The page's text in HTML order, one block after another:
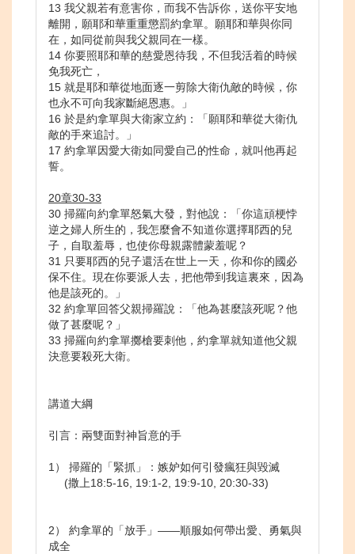
13 我父親若有意害你，而我不告訴你，送你平安地
離開，願耶和華重重懲罰約拿單。願耶和華與你同
在，如同從前與我父親同在一樣。
14 你要照耶和華的慈愛恩待我，不但我活着的時候
免我死亡，
15 就是耶和華從地面逐一剪除大衛仇敵的時候，你
也永不可向我家斷絕恩惠。」
16 於是約拿單與大衛家立約：「願耶和華從大衛仇
敵的手來追討。」
17 約拿單因愛大衛如同愛自己的性命，就叫他再起
誓。
20章30-33
30 掃羅向約拿單怒氣大發，對他說：「你這頑梗悖
逆之婦人所生的，我怎麼會不知道你選擇耶西的兒
子，自取羞辱，也使你母親露體蒙羞呢？
31 只要耶西的兒子還活在世上一天，你和你的國必
保不住。現在你要派人去，把他帶到我這裏來，因為
他是該死的。」
32 約拿單回答父親掃羅說：「他為甚麼該死呢？他
做了甚麼呢？」
33 掃羅向約拿單擲槍要刺他，約拿單就知道他父親
決意要殺死大衛。
講道大綱
引言：兩雙面對神旨意的手
1） 掃羅的「緊抓」：嫉妒如何引發瘋狂與毀滅
(撒上18:5-16, 19:1-2, 19:9-10, 20:30-33)
2） 約拿單的「放手」——順服如何帶出愛、勇氣與
成全